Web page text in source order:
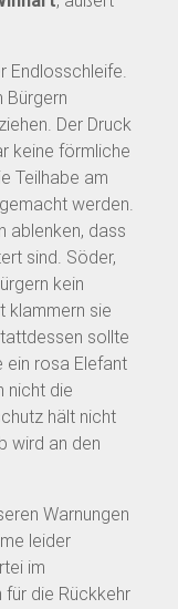
Endlosschleife.
Bürgern
Der Druck
keine förmliche
Teilhabe am
werden.
ablenken, dass
sind. Söder,
kein
klammern sie
sollte
ein rosa Elefant
nicht die
hält nicht
wird an den
Warnungen
leider
im
die Rückkehr